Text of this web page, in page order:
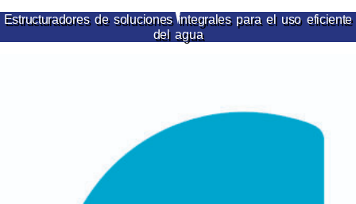
Ir
al
Estructuradores de soluciones integrales para el uso eficiente
del agua